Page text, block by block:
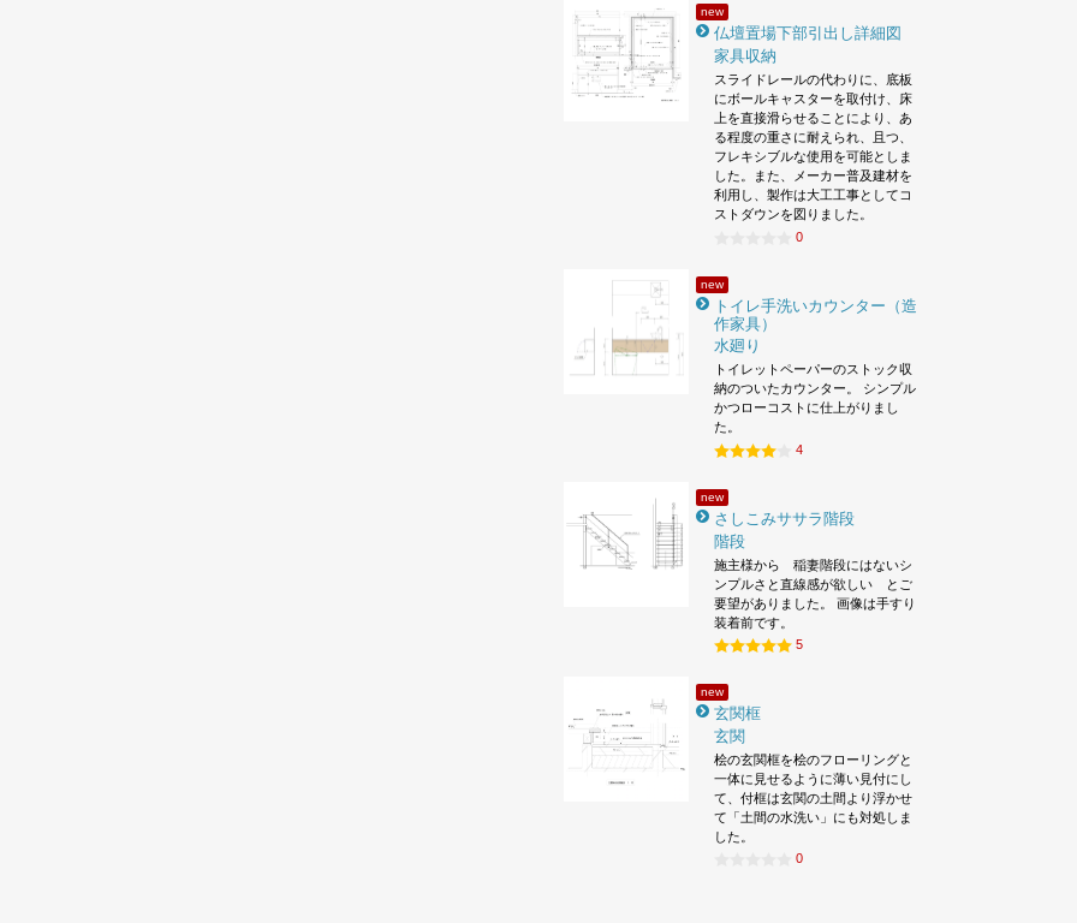
new
仏壇置場下部引出し詳細図
家具収納
スライドレールの代わりに、底板
にボールキャスターを取付け、床
上を直接滑らせることにより、あ
る程度の重さに耐えられ、且つ、
フレキシブルな使用を可能としま
した。また、メーカー普及建材を
利用し、製作は大工工事としてコ
ストダウンを図りました。
0
new
トイレ手洗いカウンター（造
作家具）
水廻り
トイレットペーパーのストック収
納のついたカウンター。 シンプル
かつローコストに仕上がりまし
た。
4
new
さしこみササラ階段
階段
施主様から 稲妻階段にはないシ
ンプルさと直線感が欲しい とご
要望がありました。 画像は手すり
装着前です。
5
new
玄関框
玄関
桧の玄関框を桧のフローリングと
一体に見せるように薄い見付にし
て、付框は玄関の土間より浮かせ
て「土間の水洗い」にも対処しま
した。
0